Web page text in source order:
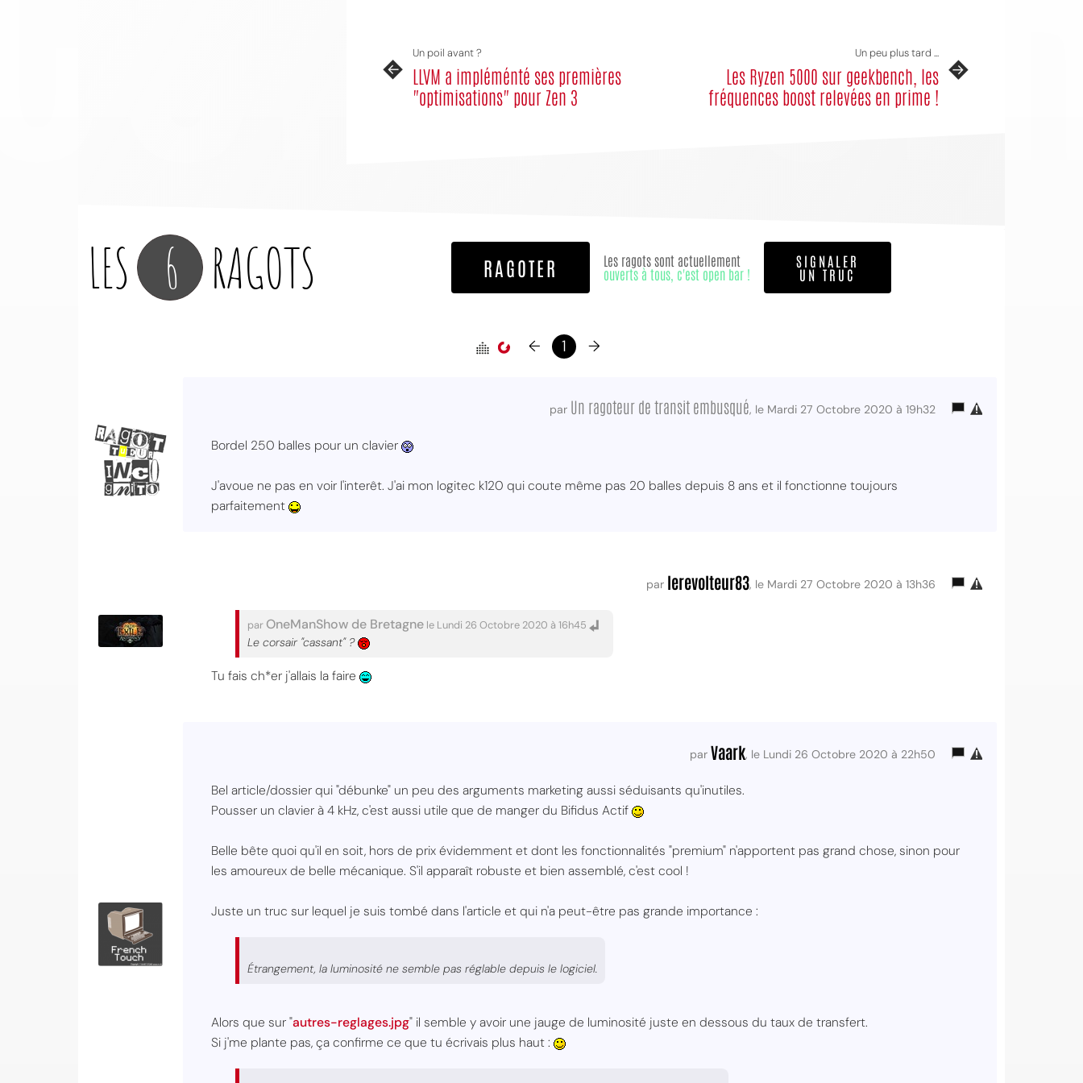
Un poil avant ?
LLVM a impléménté ses premières
"optimisations" pour Zen 3
Un peu plus tard ...
Les Ryzen 5000 sur geekbench, les
fréquences boost relevées en prime !
LES 6 RAGOTS RAGOTER
Les ragots sont actuellement
ouverts à tous, c'est open bar !
SIGNALER
UN TRUC
← 1 →
par Un ragoteur de transit embusqué, le Mardi 27 Octobre 2020 à 19h32
Bordel 250 balles pour un clavier
J'avoue ne pas en voir l'interêt. J'ai mon logitec k120 qui coute même pas 20 balles depuis 8 ans et il fonctionne toujours
parfaitement
par lerevolteur83, le Mardi 27 Octobre 2020 à 13h36
par OneManShow de Bretagne le Lundi 26 Octobre 2020 à 16h45
Le corsair "cassant" ?
Tu fais ch*er j'allais la faire
par Vaark, le Lundi 26 Octobre 2020 à 22h50
Bel article/dossier qui "débunke" un peu des arguments marketing aussi séduisants qu'inutiles.
Pousser un clavier à 4 kHz, c'est aussi utile que de manger du Bifidus Actif
Belle bête quoi qu'il en soit, hors de prix évidemment et dont les fonctionnalités "premium" n'apportent pas grand chose, sinon pour
les amoureux de belle mécanique. S'il apparaît robuste et bien assemblé, c'est cool !
Juste un truc sur lequel je suis tombé dans l'article et qui n'a peut-être pas grande importance :
Étrangement, la luminosité ne semble pas réglable depuis le logiciel.
Alors que sur "autres-reglages.jpg" il semble y avoir une jauge de luminosité juste en dessous du taux de transfert.
Si j'me plante pas, ça confirme ce que tu écrivais plus haut :